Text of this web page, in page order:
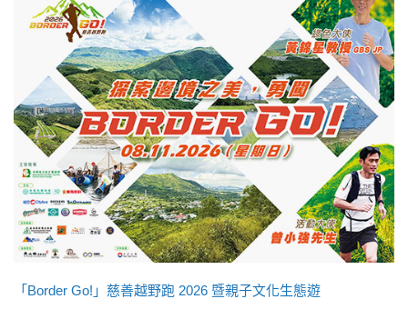
「Border Go!」慈善越野跑 2026 暨親子文化生態遊